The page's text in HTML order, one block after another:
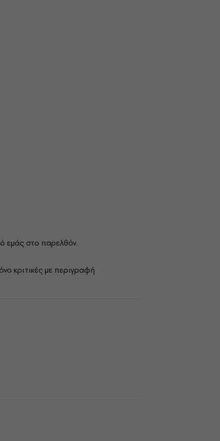
εμάς στο παρελθόν.
κριτικές με περιγραφή